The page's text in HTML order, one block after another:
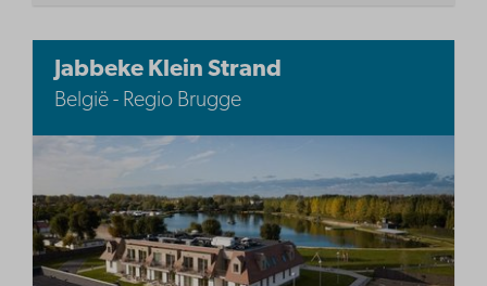
Jabbeke Klein Strand
België - Regio Brugge